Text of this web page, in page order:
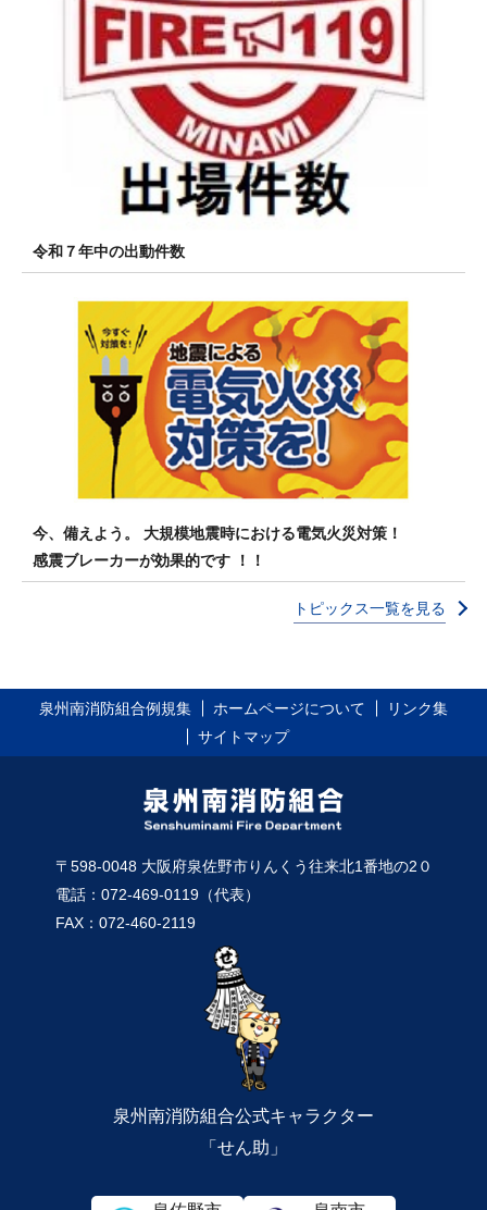
令和７年中の出動件数
今、備えよう。 大規模地震時における電気火災対策！
感震ブレーカーが効果的です ！！
トピックス一覧を見る
泉州南消防組合例規集 ホームページについて
リンク集
サイトマップ
〒598-0048 大阪府泉佐野市りんくう往来北1番地の2０
電話：072-469-0119（代表）
FAX：072-460-2119
泉州南消防組合公式キャラクター
「せん助」